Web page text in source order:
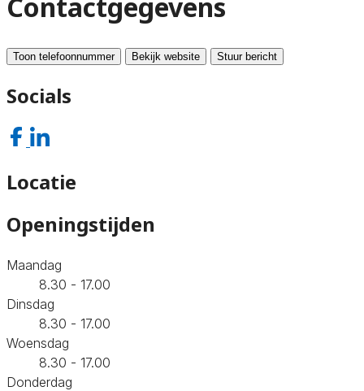
Contactgegevens
Toon telefoonnummer Bekijk website Stuur bericht
Socials
Locatie
Openingstijden
Maandag
8.30 - 17.00
Dinsdag
8.30 - 17.00
Woensdag
8.30 - 17.00
Donderdag